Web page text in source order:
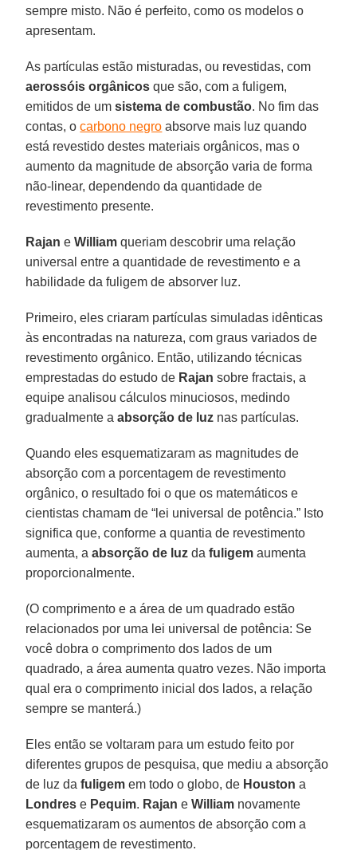
sempre misto. Não é perfeito, como os modelos o
apresentam.
As partículas estão misturadas, ou revestidas, com
aerossóis orgânicos que são, com a fuligem,
emitidos de umsistema de combustão. No fim das
contas, ocarbono negro absorve mais luz quando
está revestido destes materiais orgânicos, mas o
aumento da magnitude de absorção varia de forma
não-linear, dependendo da quantidade de
revestimento presente.
Rajan eWilliam queriam descobrir uma relação
universal entre a quantidade de revestimento e a
habilidade da fuligem de absorver luz.
Primeiro, eles criaram partículas simuladas idênticas
às encontradas na natureza, com graus variados de
revestimento orgânico. Então, utilizando técnicas
emprestadas do estudo de Rajan sobre fractais, a
equipe analisou cálculos minuciosos, medindo
gradualmente aabsorção de luz nas partículas.
Quando eles esquematizaram as magnitudes de
absorção com a porcentagem de revestimento
orgânico, o resultado foi o que os matemáticos e
cientistas chamam de “lei universal de potência.” Isto
significa que, conforme a quantia de revestimento
aumenta, aabsorção de luz dafuligem aumenta
proporcionalmente.
(O comprimento e a área de um quadrado estão
relacionados por uma lei universal de potência: Se
você dobra o comprimento dos lados de um
quadrado, a área aumenta quatro vezes. Não importa
qual era o comprimento inicial dos lados, a relação
sempre se manterá.)
Eles então se voltaram para um estudo feito por
diferentes grupos de pesquisa, que mediu a absorção
de luz dafuligem em todo o globo, de Houston a
Londres e Pequim. Rajan eWilliam novamente
esquematizaram os aumentos de absorção com a
porcentagem de revestimento.